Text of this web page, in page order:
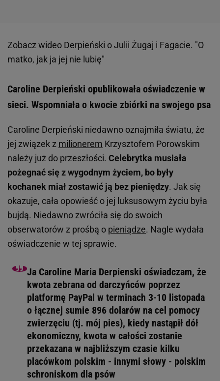
Zobacz wideo Derpieński o Julii Żugaj i Fagacie. "O
matko, jak ja jej nie lubię"
Caroline Derpieński opublikowała oświadczenie w
sieci. Wspomniała o kwocie zbiórki na swojego psa
Caroline Derpieński niedawno oznajmiła światu, że
jej związek z milionerem Krzysztofem Porowskim
należy już do przeszłości. Celebrytka musiała
pożegnać się z wygodnym życiem, bo były
kochanek miał zostawić ją bez pieniędzy. Jak się
okazuje, cała opowieść o jej luksusowym życiu była
bujdą. Niedawno zwróciła się do swoich
obserwatorów z prośbą o pieniądze. Nagle wydała
oświadczenie w tej sprawie.
Ja Caroline Maria Derpienski oświadczam, że
kwota zebrana od darczyńców poprzez
platformę PayPal w terminach 3-10 listopada
o łącznej sumie 896 dolarów na cel pomocy
zwierzęciu (tj. mój pies), kiedy nastąpił dół
ekonomiczny, kwota w całości zostanie
przekazana w najbliższym czasie kilku
placówkom polskim - innymi słowy - polskim
schroniskom dla psów